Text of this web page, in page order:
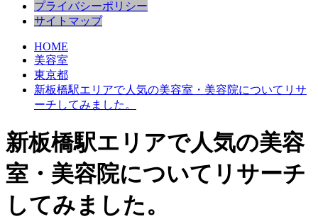
プライバシーポリシー
サイトマップ
HOME
美容室
東京都
新板橋駅エリアで人気の美容室・美容院についてリサ
ーチしてみました。
新板橋駅エリアで人気の美容
室・美容院についてリサーチ
してみました。